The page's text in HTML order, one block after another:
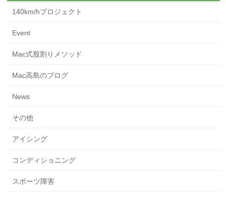
140km/hプロジェクト
Event
Mac式股割りメソッド
Mac高島のブログ
News
その他
アイシング
コンディショニング
スポーツ障害